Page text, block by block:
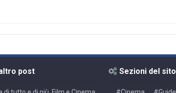
post Sezioni del sito